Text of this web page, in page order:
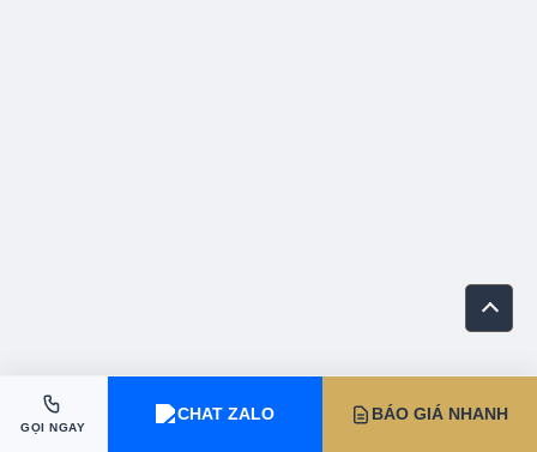
GỌI NGAY
CHAT ZALO BÁO GIÁ NHANH